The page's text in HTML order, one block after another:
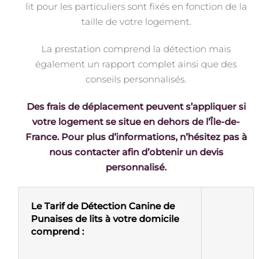
lit pour les particuliers sont fixés en fonction de la
taille de votre logement.
La prestation comprend la détection mais
également un rapport complet ainsi que des
conseils personnalisés.
Des frais de déplacement peuvent s’appliquer si
votre logement se situe en dehors de l’Île-de-
France. Pour plus d’informations, n’hésitez pas à
nous contacter afin d’obtenir un devis
personnalisé.
Le Tarif de Détection Canine de
Punaises de lits à votre domicile
comprend :